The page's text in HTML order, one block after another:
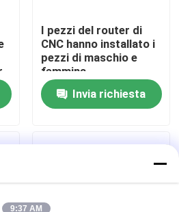
I pezzi del router di
CNC hanno installato i
pezzi di maschio e
femmina
Invia richiesta
9:37 AM